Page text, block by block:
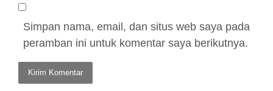
Simpan nama, email, dan situs web saya pada
peramban ini untuk komentar saya berikutnya.